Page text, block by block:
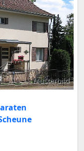
Musterbild